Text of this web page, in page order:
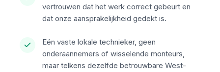
vertrouwen dat het werk correct gebeurt en
dat onze aansprakelijkheid gedekt is.
Eén vaste lokale technieker, geen
onderaannemers of wisselende monteurs,
maar telkens dezelfde betrouwbare West-